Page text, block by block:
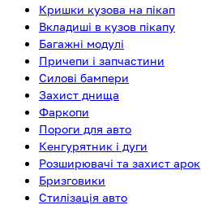
Кришки кузова на пікап
Вкладиші в кузов пікапу
Багажні модулі
Причепи і запчастини
Силові бампери
Захист днища
Фаркопи
Пороги для авто
Кенгурятник і дуги
Розширювачі та захист арок
Бризговики
Стилізація авто